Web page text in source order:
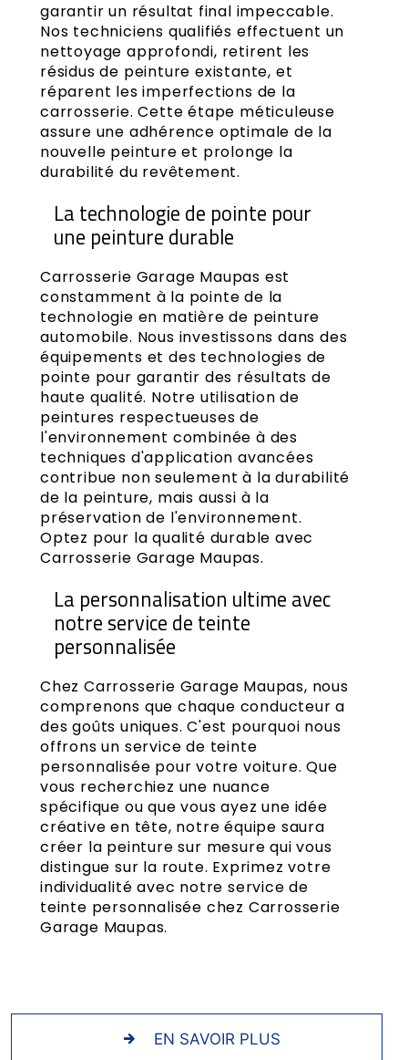
garantir un résultat final impeccable.
Nos techniciens qualifiés effectuent un
nettoyage approfondi, retirent les
résidus de peinture existante, et
réparent les imperfections de la
carrosserie. Cette étape méticuleuse
assure une adhérence optimale de la
nouvelle peinture et prolonge la
durabilité du revêtement.
La technologie de pointe pour
une peinture durable
Carrosserie Garage Maupas est
constamment à la pointe de la
technologie en matière de peinture
automobile. Nous investissons dans des
équipements et des technologies de
pointe pour garantir des résultats de
haute qualité. Notre utilisation de
peintures respectueuses de
l'environnement combinée à des
techniques d'application avancées
contribue non seulement à la durabilité
de la peinture, mais aussi à la
préservation de l'environnement.
Optez pour la qualité durable avec
Carrosserie Garage Maupas.
La personnalisation ultime avec
notre service de teinte
personnalisée
Chez Carrosserie Garage Maupas, nous
comprenons que chaque conducteur a
des goûts uniques. C'est pourquoi nous
offrons un service de teinte
personnalisée pour votre voiture. Que
vous recherchiez une nuance
spécifique ou que vous ayez une idée
créative en tête, notre équipe saura
créer la peinture sur mesure qui vous
distingue sur la route. Exprimez votre
individualité avec notre service de
teinte personnalisée chez Carrosserie
Garage Maupas.
EN SAVOIR PLUS